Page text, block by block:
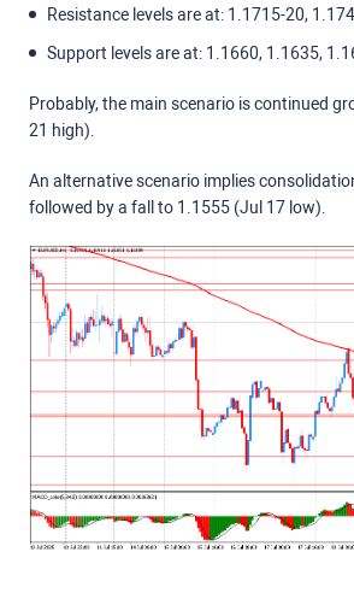
Resistance levels are at: 1.1715-20,
Support levels are at: 1.1660, 1.1635,
Probably, the main scenario is continued
21 high).
An alternative scenario implies
followed by a fall to 1.1555 (Jul 17 low).